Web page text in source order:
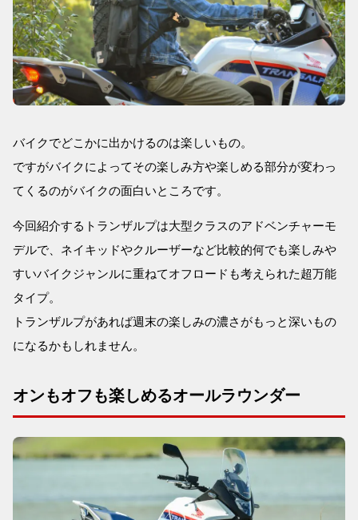
バイクでどこかに出かけるのは楽しいもの。
ですがバイクによってその楽しみ方や楽しめる部分が変わっ
てくるのがバイクの面白いところです。
今回紹介するトランザルプは大型クラスのアドベンチャーモ
デルで、ネイキッドやクルーザーなど比較的何でも楽しみや
すいバイクジャンルに重ねてオフロードも考えられた超万能
タイプ。
トランザルプがあれば週末の楽しみの濃さがもっと深いもの
になるかもしれません。
オンもオフも楽しめるオールラウンダー